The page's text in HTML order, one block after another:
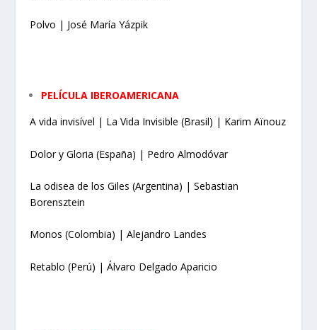
Polvo | José María Yázpik
PELÍCULA IBEROAMERICANA
A vida invisível | La Vida Invisible (Brasil) | Karim Aïnouz
Dolor y Gloria (España) | Pedro Almodóvar
La odisea de los Giles (Argentina) | Sebastian
Borensztein
Monos (Colombia) | Alejandro Landes
Retablo (Perú) | Álvaro Delgado Aparicio